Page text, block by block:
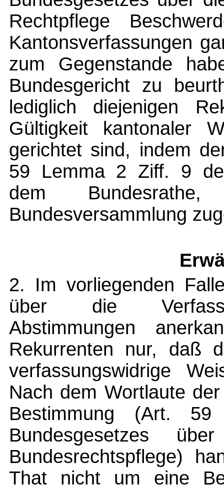
Rechtpflege
Kantonsverfassungen
zum Gegenstande
Bundesgericht zu
lediglich diejenigen
Gültigkeit kantonaler
gerichtet sind, indem
59 Lemma 2 Ziff. 9
dem Bundesrathe,
Bundesversammlung
2. Im vorliegenden
über die
Abstimmungen
Rekurrenten nur, daß
verfassungswidrige
Nach dem Wortlaute
Bestimmung (Art.
Bundesgesetzes
Bundesrechtspflege)
That nicht um eine